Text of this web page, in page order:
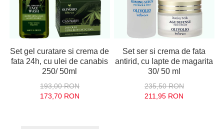
Set gel curatare si crema de
fata 24h, cu ulei de canabis
250/ 50ml
193,00 RON
173,70 RON
Set ser si crema de fata
antirid, cu lapte de magarita
30/ 50 ml
235,50 RON
211,95 RON